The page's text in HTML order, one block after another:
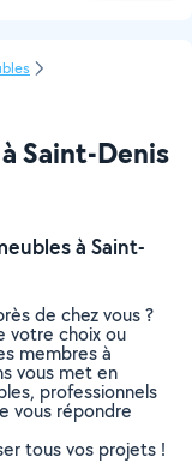
Saint-Denis
à Saint-
de chez vous ?
votre choix ou
membres à
vous met en
professionnels
vous répondre
tous vos projets !